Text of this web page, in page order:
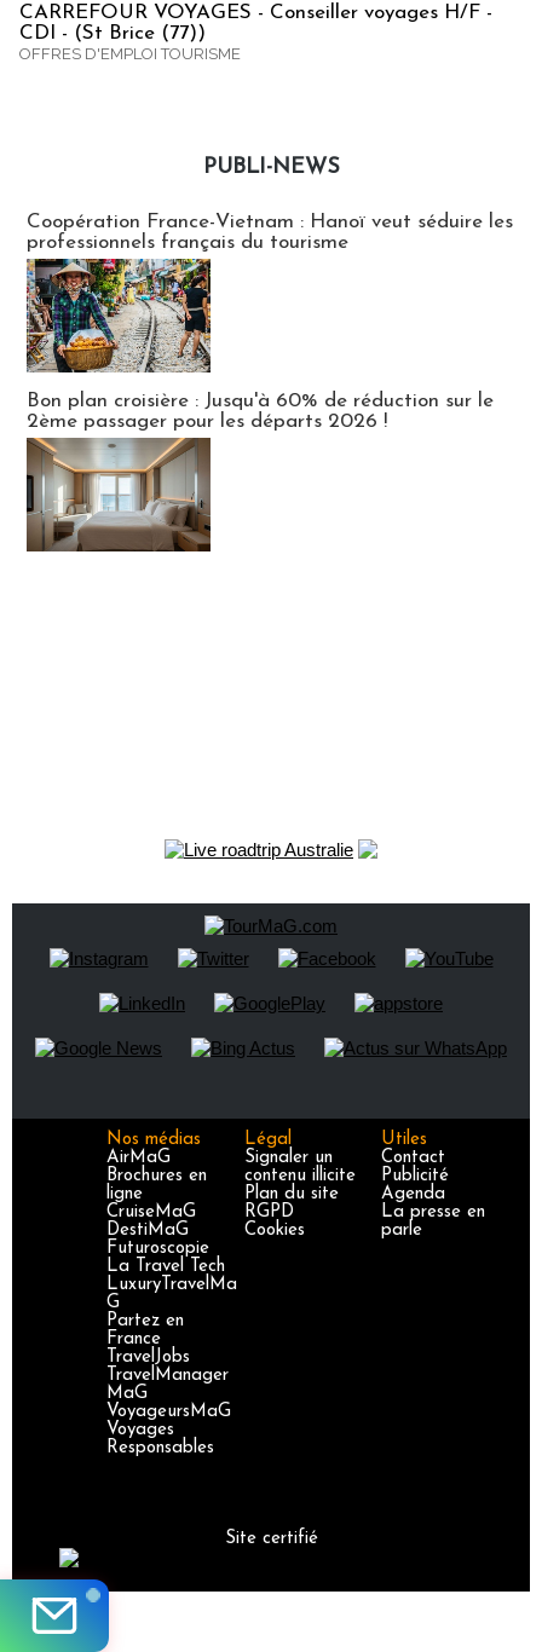
CARREFOUR VOYAGES - Conseiller voyages H/F -
CDI - (St Brice (77))
OFFRES D'EMPLOI TOURISME
PUBLI-NEWS
Coopération France-Vietnam : Hanoï veut séduire les
professionnels français du tourisme
Bon plan croisière : Jusqu'à 60% de réduction sur le
2ème passager pour les départs 2026 !
Nos médias
AirMaG
Brochures en
ligne
CruiseMaG
DestiMaG
Futuroscopie
La Travel Tech
LuxuryTravelMa
G
Partez en
France
TravelJobs
TravelManager
MaG
VoyageursMaG
Voyages
Responsables
Légal
Signaler un
contenu illicite
Plan du site
RGPD
Cookies
Utiles
Contact
Publicité
Agenda
La presse en
parle
Site certifié